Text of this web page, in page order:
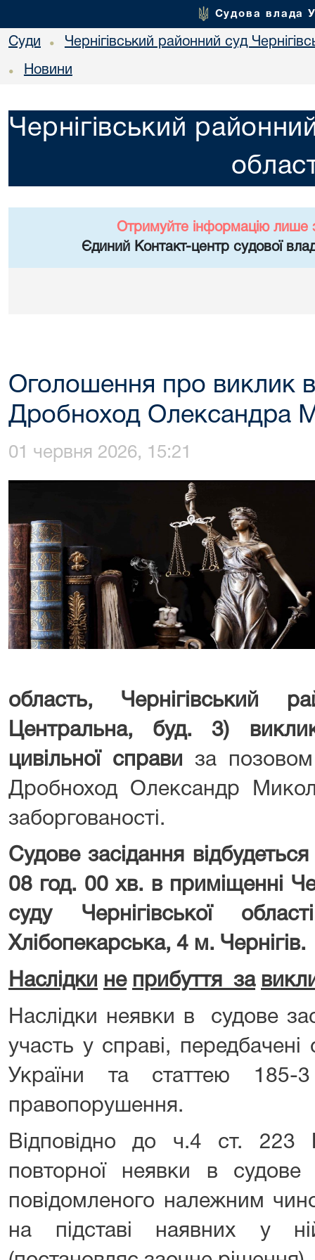
Судова влада
Суди • Чернігівський районний суд
• Новини
Чернігівський
Отримуйте інформацію лише
Єдиний Контакт-центр судової
Оголошення про виклик
Дробноход Олександра
01 червня 2026, 15:21
область, Чернігівський
Центральна, буд. 3)
цивільної справи за
Дробноход Олександр
заборгованості.
Судове засідання
08 год. 00 хв. в приміщенні
суду Чернігівської
Хлібопекарська, 4 м. Чернігів.
Наслідки
не прибуття за
Наслідки неявки в судове
участь у справі,
України та статтею 185-3
правопорушення.
Відповідно до ч.4 ст.
повторної неявки в судове
повідомленого належним
на підставі наявних у